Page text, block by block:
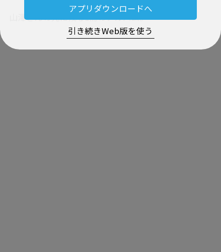
アプリダウンロードへ
引き続きWeb版を使う
山澤さんの元に残る1冊のアルバム。